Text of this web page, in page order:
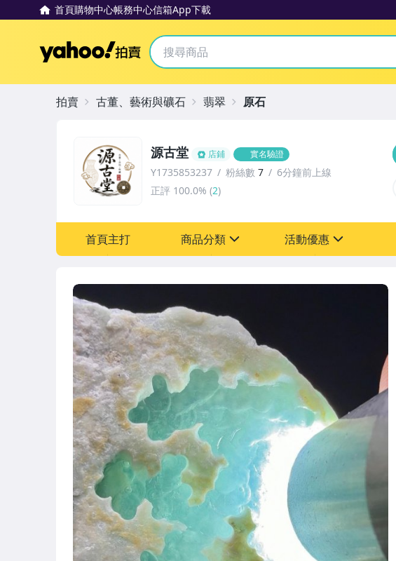
首頁購物中心帳務中心信箱App下載
Yahoo拍賣
源古堂 店鋪 實名驗證
Y1735853237 粉絲數 7
6分鐘前上線
正評 100.0% (2)
首頁主打 商品分類 活動優惠
拍賣 古董、藝術與礦石 翡翠 原石